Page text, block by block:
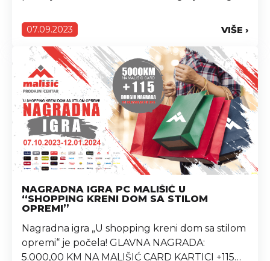
dan i Sretna Osmica u PC Mališić. Popusti koji
Vas očekuju : ☑ NAMJEŠTAJ MALIŠIĆ ➡ Na sve
sjedeće garniture -20 %, a na...
07.09.2023 VIŠE ›
NAGRADNA IGRA PC MALIŠIĆ U
“SHOPPING KRENI DOM SA STILOM
OPREMI”
Nagradna igra „U shopping kreni dom sa stilom
opremi“ je počela! GLAVNA NAGRADA:
5.000,00 KM NA MALIŠIĆ CARD KARTICI +115